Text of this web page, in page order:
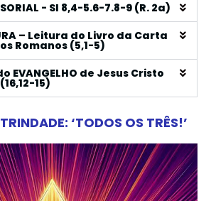
- Sl 8,4-5.6-7.8-9 (R. 2a)
– Leitura do Livro da Carta
Romanos (5,1-5)
EVANGELHO de Jesus Cristo
15)
‘TODOS OS TRÊS!’